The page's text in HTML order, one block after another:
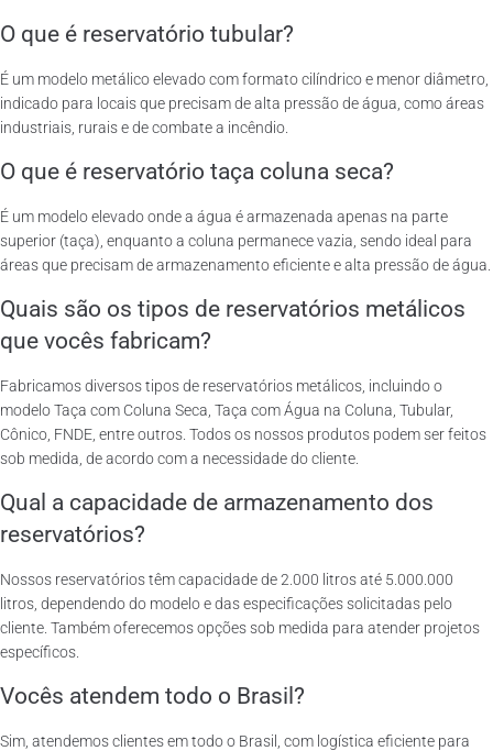
O que é reservatório tubular?
É um modelo metálico elevado com formato cilíndrico e menor diâmetro,
indicado para locais que precisam de alta pressão de água, como áreas
industriais, rurais e de combate a incêndio.
O que é reservatório taça coluna seca?
É um modelo elevado onde a água é armazenada apenas na parte
superior (taça), enquanto a coluna permanece vazia, sendo ideal para
áreas que precisam de armazenamento eficiente e alta pressão de água.
Quais são os tipos de reservatórios metálicos
que vocês fabricam?
Fabricamos diversos tipos de reservatórios metálicos, incluindo o
modelo Taça com Coluna Seca, Taça com Água na Coluna, Tubular,
Cônico, FNDE, entre outros. Todos os nossos produtos podem ser feitos
sob medida, de acordo com a necessidade do cliente.
Qual a capacidade de armazenamento dos
reservatórios?
Nossos reservatórios têm capacidade de 2.000 litros até 5.000.000
litros, dependendo do modelo e das especificações solicitadas pelo
cliente. Também oferecemos opções sob medida para atender projetos
específicos.
Vocês atendem todo o Brasil?
Sim, atendemos clientes em todo o Brasil, com logística eficiente para